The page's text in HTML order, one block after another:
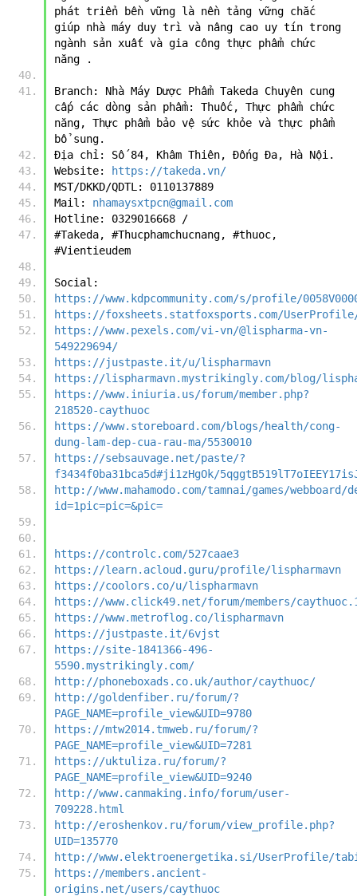
phát triển bền vững là nền tảng vững chắc
giúp nhà máy duy trì và nâng cao uy tín trong
ngành sản xuất và gia công thực phẩm chức
năng .
Branch: Nhà Máy Dược Phẩm Takeda Chuyên cung
cấp các dòng sản phẩm: Thuốc, Thực phẩm chức
năng, Thực phẩm bảo vệ sức khỏe và thực phẩm
bổ sung.
Địa chỉ: Số 84, Khâm Thiên, Đống Đa, Hà Nội.
Website:
https://takeda.vn/
MST/DKKD/QDTL: 0110137889
Mail: nhamaysxtpcn@gmail.com
Hotline: 0329016668 /
#Takeda, #Thucphamchucnang, #thuoc,
#Vientieudem
Social:
https://www.kdpcommunity.com/s/profile/
https://foxsheets.statfoxsports.com/
https://www.pexels.com/vi-vn/@lispharma-vn-
549229694/
https://justpaste.it/u/lispharmavn
https://lispharmavn.mystrikingly.com/blog/
https://www.iniuria.us/forum/member.php?
218520-caythuoc
https://www.storeboard.com/blogs/health/cong-
dung-lam-dep-cua-rau-ma/5530010
https://sebsauvage.net/paste/?
f3434f0ba31bca5d#ji1zHgOk/
http://www.mahamodo.com/tamnai/games/
id=1pic=pic=&pic=
https://controlc.com/527caae3
https://learn.acloud.guru/profile/lispharmavn
https://coolors.co/u/lispharmavn
https://www.click49.net/forum/members/
https://www.metroflog.co/lispharmavn
https://justpaste.it/6vjst
https://site-1841366-496-
5590.mystrikingly.com/
http://phoneboxads.co.uk/author/caythuoc/
http://goldenfiber.ru/forum/?
PAGE_NAME=profile_view&UID=9780
https://mtw2014.tmweb.ru/forum/?
PAGE_NAME=profile_view&UID=7281
https://uktuliza.ru/forum/?
PAGE_NAME=profile_view&UID=9240
http://www.canmaking.info/forum/user-
709228.html
http://eroshenkov.ru/forum/view_profile.php?
UID=135770
http://www.elektroenergetika.si/UserProfile/
https://members.ancient-
origins.net/users/caythuoc